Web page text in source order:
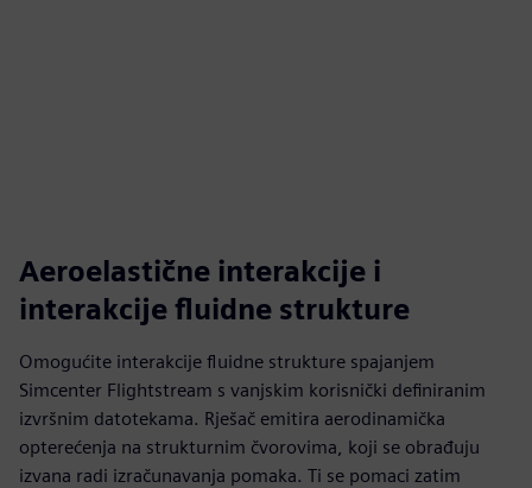
Aeroelastične interakcije i
interakcije fluidne strukture
Omogućite interakcije fluidne strukture spajanjem
Simcenter Flightstream s vanjskim korisnički definiranim
izvršnim datotekama. Rješač emitira aerodinamička
opterećenja na strukturnim čvorovima, koji se obrađuju
izvana radi izračunavanja pomaka. Ti se pomaci zatim